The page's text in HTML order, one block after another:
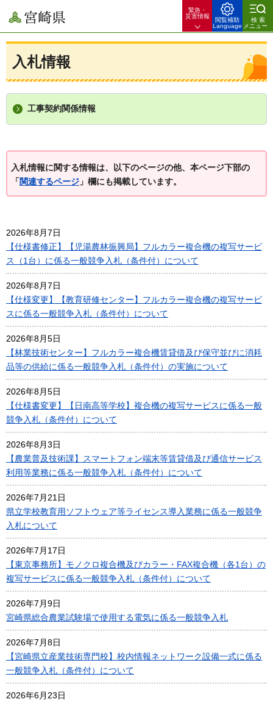
宮崎県
緊急・
災害情報
閲覧補助
Language
検索
メニュー
入札情報
工事契約関係情報
入札情報に関する情報は、以下のページの他、本ページ下部の
「関連するページ 」欄にも掲載しています。
2026年8月7日
【仕様書修正】【児湯農林振興局】フルカラー複合機の複写サービ
ス（1台）に係る一般競争入札（条件付）について
2026年8月7日
【仕様変更】【教育研修センター】フルカラー複合機の複写サービ
スに係る一般競争入札（条件付）について
2026年8月5日
【林業技術センター】フルカラー複合機賃貸借及び保守並びに消耗
品等の供給に係る一般競争入札（条件付）の実施について
2026年8月5日
【仕様書変更】【日南高等学校】複合機の複写サービスに係る一般
競争入札（条件付）について
2026年8月3日
【農業普及技術課】スマートフォン端末等賃貸借及び通信サービス
利用等業務に係る一般競争入札（条件付）について
2026年7月21日
県立学校教育用ソフトウェア等ライセンス導入業務に係る一般競争
入札について
2026年7月17日
【東京事務所】モノクロ複合機及びカラー・FAX複合機（各1台）の
複写サービスに係る一般競争入札（条件付）について
2026年7月9日
宮崎県総合農業試験場で使用する電気に係る一般競争入札
2026年7月8日
【宮崎県立産業技術専門校】校内情報ネットワーク設備一式に係る
一般競争入札（条件付）について
2026年6月23日